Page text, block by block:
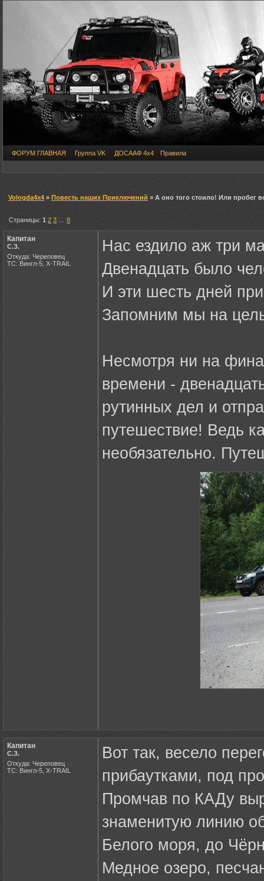
ФОРУМ ГЛАВНАЯ Группа VK ДОСААФ 4х4 Правила
Vologda4x4 » Повесть наших Приключений » А оно того стоило! Или пробег
Страницы:1 2 3 …8
Капитан
С.З.
Откуда: Череповец
ТС: Вингл-5, X-TRAIL
Нас ездило аж три
Двенадцать было
И эти шесть дней
Запомним мы на
Несмотря ни на
времени -
рутинных дел и
путешествие! Ведь
необязательно.
Капитан
С.З.
Откуда: Череповец
ТС: Вингл-5, X-TRAIL
Вот так, весело
прибаутками, под
Промчав по КАДу
знаменитую линию
Белого моря, до
Медное озеро,